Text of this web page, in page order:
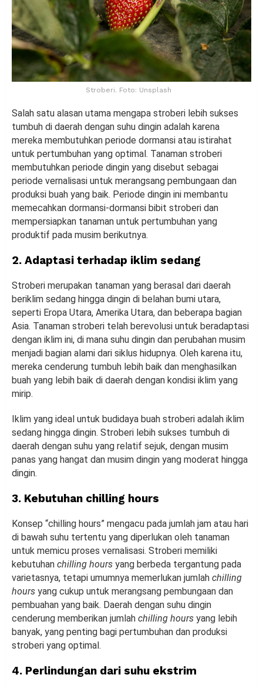
Stroberi. Foto: Unsplash
Salah satu alasan utama mengapa stroberi lebih sukses
tumbuh di daerah dengan suhu dingin adalah karena
mereka membutuhkan periode dormansi atau istirahat
untuk pertumbuhan yang optimal. Tanaman stroberi
membutuhkan periode dingin yang disebut sebagai
periode vernalisasi untuk merangsang pembungaan dan
produksi buah yang baik. Periode dingin ini membantu
memecahkan dormansi-dormansi bibit stroberi dan
mempersiapkan tanaman untuk pertumbuhan yang
produktif pada musim berikutnya.
2. Adaptasi terhadap iklim sedang
Stroberi merupakan tanaman yang berasal dari daerah
beriklim sedang hingga dingin di belahan bumi utara,
seperti Eropa Utara, Amerika Utara, dan beberapa bagian
Asia. Tanaman stroberi telah berevolusi untuk beradaptasi
dengan iklim ini, di mana suhu dingin dan perubahan musim
menjadi bagian alami dari siklus hidupnya. Oleh karena itu,
mereka cenderung tumbuh lebih baik dan menghasilkan
buah yang lebih baik di daerah dengan kondisi iklim yang
mirip.
Iklim yang ideal untuk budidaya buah stroberi adalah iklim
sedang hingga dingin. Stroberi lebih sukses tumbuh di
daerah dengan suhu yang relatif sejuk, dengan musim
panas yang hangat dan musim dingin yang moderat hingga
dingin.
3. Kebutuhan chilling hours
Konsep “chilling hours” mengacu pada jumlah jam atau hari
di bawah suhu tertentu yang diperlukan oleh tanaman
untuk memicu proses vernalisasi. Stroberi memiliki
kebutuhan chilling hours yang berbeda tergantung pada
varietasnya, tetapi umumnya memerlukan jumlah chilling
hours yang cukup untuk merangsang pembungaan dan
pembuahan yang baik. Daerah dengan suhu dingin
cenderung memberikan jumlah chilling hours yang lebih
banyak, yang penting bagi pertumbuhan dan produksi
stroberi yang optimal.
4. Perlindungan dari suhu ekstrim